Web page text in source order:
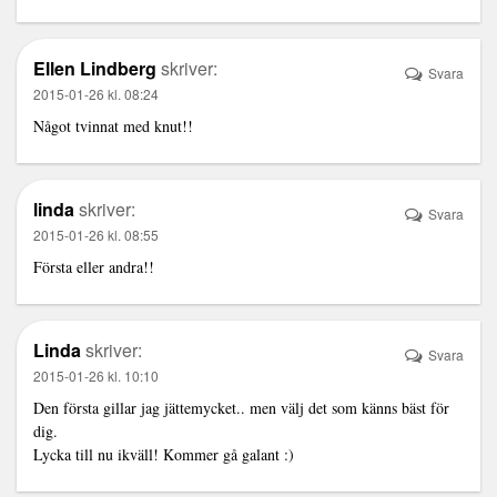
Ellen Lindberg skriver:
2015-01-26 kl. 08:24
Något tvinnat med knut!!
Svara
lindaskriver:
2015-01-26 kl. 08:55
Första eller andra!!
Svara
Lindaskriver:
2015-01-26 kl. 10:10
Den första gillar jag jättemycket.. men välj det som känns bäst för
dig.
Lycka till nu ikväll! Kommer gå galant :)
Svara